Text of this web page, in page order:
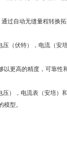
自动无缝量程转换
伏特），电流（安
更高的精度，可靠性
），电流表（安培）
型。